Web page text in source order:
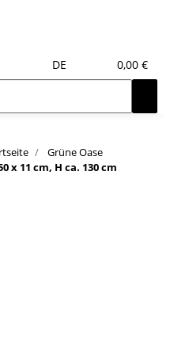
DE
0,00 €
Grüne Oase
x 11 cm, H ca. 130 cm